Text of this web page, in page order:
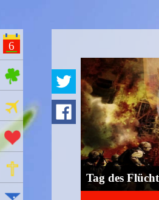
6
ges Feiertage
Ferien
Aktionstage
Gedenktage
Tag des